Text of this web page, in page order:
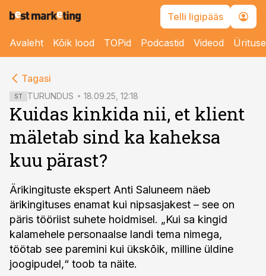
Telli ligipääs
Avaleht Kõik lood TOPid Podcastid Videod
Tagasi
ST TURUNDUS 18.09.25, 12:18
Kuidas kinkida nii, et klient
mäletab sind ka kaheksa
kuu pärast?
Ärikingituste ekspert Anti Saluneem näeb
ärikingituses enamat kui nipsasjakest – see on
päris tööriist suhete hoidmisel. „Kui sa kingid
kalamehele personaalse landi tema nimega,
töötab see paremini kui ükskõik, milline üldine
joogipudel,“ toob ta näite.